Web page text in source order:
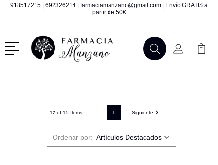
918517215 692326214 farmaciamanzano@gmail.com | Envío GRATIS a
partir de 50€
Menú
BuscarMi Cuenta
Mi
12 of 15 Items 1 Siguiente
Ordenar por: